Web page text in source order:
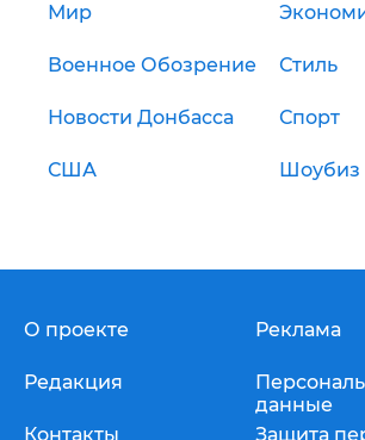
Мир
Военное Обозрение Стиль
Новости Донбасса Спорт
США Шоубиз
О проекте
Редакция
Контакты
Реклама
данные
Защита